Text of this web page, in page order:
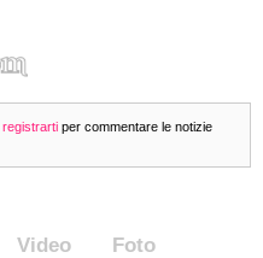
registrarti per commentare le notizie
Video
Foto